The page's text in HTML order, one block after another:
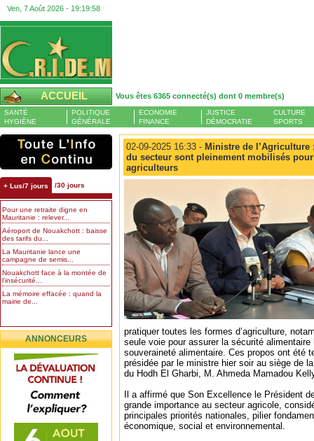
Ven, 7 Août 2026 - 19:19:58
ACCUEIL Vous êtes 6365 connecté(s) dont 0 membre(s)
SANTÉ
HYGIÈNE
POLITIQUE
GÉNÉRALE
ECONOMIE
FINANCE
JUSTICE
DÉMOCRATIE
CULTURE
SPORTS
+ Lus/7 jours /30 jours
Pour une retraite digne en
Mauritanie : relever...
Aéroport de Nouakchott : baisse
des tarifs du...
La Mauritanie lance une
campagne de semis...
Nouakchott face à la montée de
l’insécurité...
La mémoire effacée : quand la
mairie de...
ANNONCEURS
02-09-2025 16:33 - Ministre de
du secteur sont pleinement mobilisés
agriculteurs
pratiquer toutes les formes d’agriculture,
seule voie pour assurer la sécurité
souveraineté alimentaire. Ces propos ont été
présidée par le ministre hier soir au siège de
du Hodh El Gharbi, M. Ahmeda Mamadou
Il a affirmé que Son Excellence le Président
grande importance au secteur agricole,
principales priorités nationales, pilier
économique, social et environnemental.